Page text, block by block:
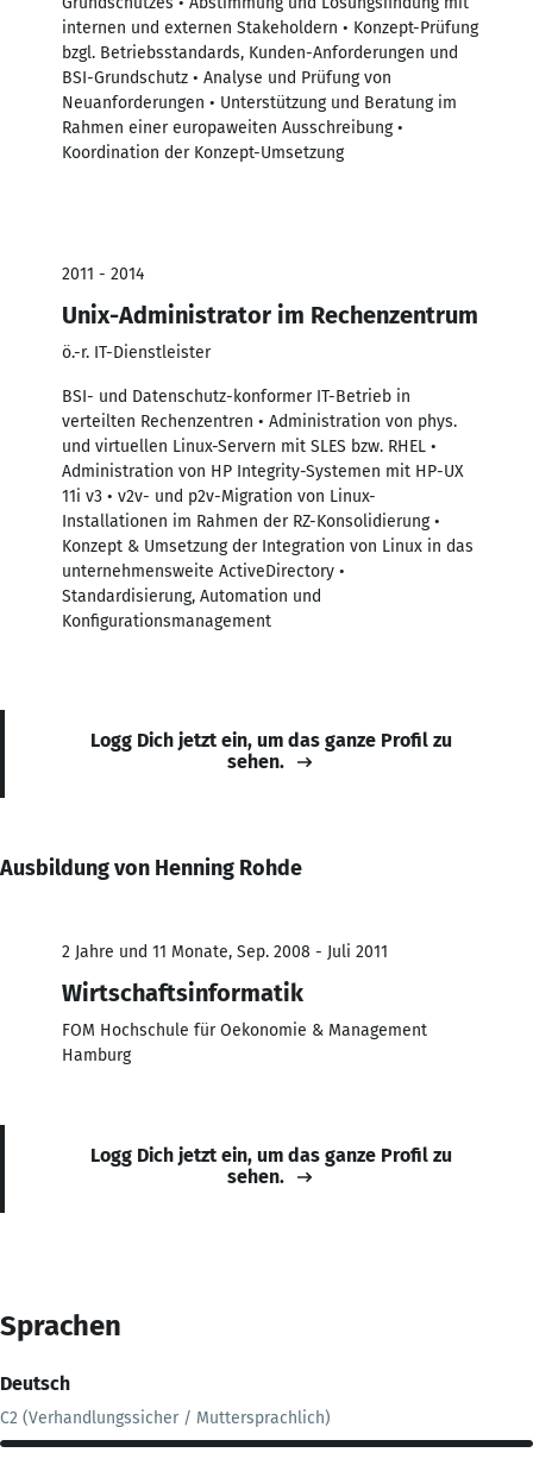
internen und externen Stakeholdern • Konzept-Prüfung
bzgl. Betriebsstandards, Kunden-Anforderungen und
BSI-Grundschutz • Analyse und Prüfung von
Neuanforderungen • Unterstützung und Beratung im
Rahmen einer europaweiten Ausschreibung •
Koordination der Konzept-Umsetzung
2011 - 2014
Unix-Administrator im Rechenzentrum
ö.-r. IT-Dienstleister
BSI- und Datenschutz-konformer IT-Betrieb in
verteilten Rechenzentren • Administration von phys.
und virtuellen Linux-Servern mit SLES bzw. RHEL •
Administration von HP Integrity-Systemen mit HP-UX
11i v3 • v2v- und p2v-Migration von Linux-
Installationen im Rahmen der RZ-Konsolidierung •
Konzept & Umsetzung der Integration von Linux in das
unternehmensweite ActiveDirectory •
Standardisierung, Automation und
Konfigurationsmanagement
Logg Dich jetzt ein, um das ganze Profil zu
sehen.
Ausbildung von Henning Rohde
2 Jahre und 11 Monate, Sep. 2008 - Juli 2011
Wirtschaftsinformatik
FOM Hochschule für Oekonomie & Management
Hamburg
Logg Dich jetzt ein, um das ganze Profil zu
sehen.
Sprachen
Deutsch
C2 (Verhandlungssicher / Muttersprachlich)